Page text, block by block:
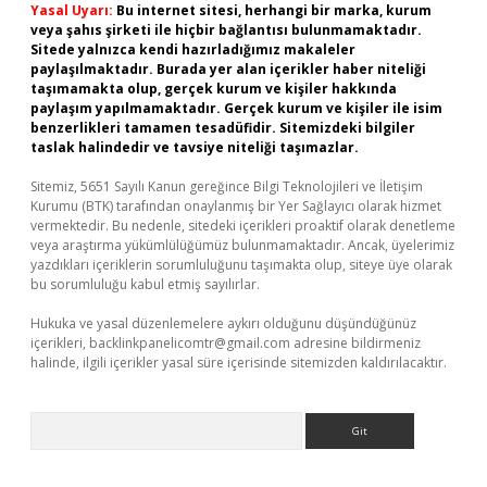
Yasal Uyarı: Bu internet sitesi, herhangi bir marka, kurum
veya şahıs şirketi ile hiçbir bağlantısı bulunmamaktadır.
Sitede yalnızca kendi hazırladığımız makaleler
paylaşılmaktadır. Burada yer alan içerikler haber niteliği
taşımamakta olup, gerçek kurum ve kişiler hakkında
paylaşım yapılmamaktadır. Gerçek kurum ve kişiler ile isim
benzerlikleri tamamen tesadüfidir. Sitemizdeki bilgiler
taslak halindedir ve tavsiye niteliği taşımazlar.
Sitemiz, 5651 Sayılı Kanun gereğince Bilgi Teknolojileri ve İletişim
Kurumu (BTK) tarafından onaylanmış bir Yer Sağlayıcı olarak hizmet
vermektedir. Bu nedenle, sitedeki içerikleri proaktif olarak denetleme
veya araştırma yükümlülüğümüz bulunmamaktadır. Ancak, üyelerimiz
yazdıkları içeriklerin sorumluluğunu taşımakta olup, siteye üye olarak
bu sorumluluğu kabul etmiş sayılırlar.
Hukuka ve yasal düzenlemelere aykırı olduğunu düşündüğünüz
içerikleri, backlinkpanelicomtr@gmail.com adresine bildirmeniz
halinde, ilgili içerikler yasal süre içerisinde sitemizden kaldırılacaktır.